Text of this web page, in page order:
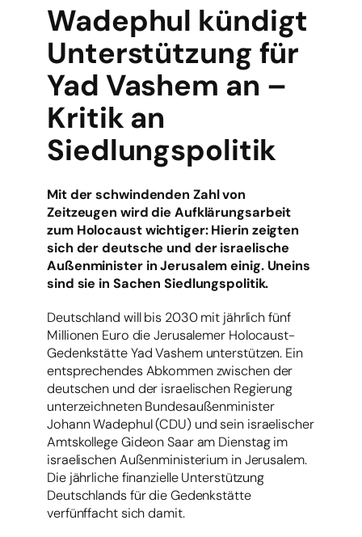
Wadephul kündigt
Unterstützung für
Yad Vashem an –
Kritik an
Siedlungspolitik
Mit der schwindenden Zahl von
Zeitzeugen wird die Aufklärungsarbeit
zum Holocaust wichtiger: Hierin zeigten
sich der deutsche und der israelische
Außenminister in Jerusalem einig. Uneins
sind sie in Sachen Siedlungspolitik.
Deutschland will bis 2030 mit jährlich fünf
Millionen Euro die Jerusalemer Holocaust-
Gedenkstätte Yad Vashem unterstützen. Ein
entsprechendes Abkommen zwischen der
deutschen und der israelischen Regierung
unterzeichneten Bundesaußenminister
Johann Wadephul (CDU) und sein israelischer
Amtskollege Gideon Saar am Dienstag im
israelischen Außenministerium in Jerusalem.
Die jährliche finanzielle Unterstützung
Deutschlands für die Gedenkstätte
verfünffacht sich damit.